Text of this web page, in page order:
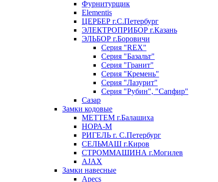
Фурнитурщик
Elementis
ЦЕРБЕР г.С.Петербург
ЭЛЕКТРОПРИБОР г.Казань
ЭЛЬБОР г.Боровичи
Серия "REX"
Серия "Базальт"
Серия "Гранит"
Серия "Кремень"
Серия "Лазурит"
Серия "Рубин", "Сапфир"
Сазар
Замки кодовые
МЕТТЕМ г.Балашиха
НОРА-М
РИГЕЛЬ г. С.Петербург
СЕЛЬМАШ г.Киров
СТРОММАШИНА г.Могилев
AJAX
Замки навесные
Apecs